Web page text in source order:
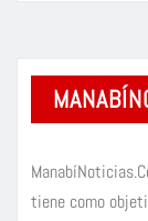
tiene como